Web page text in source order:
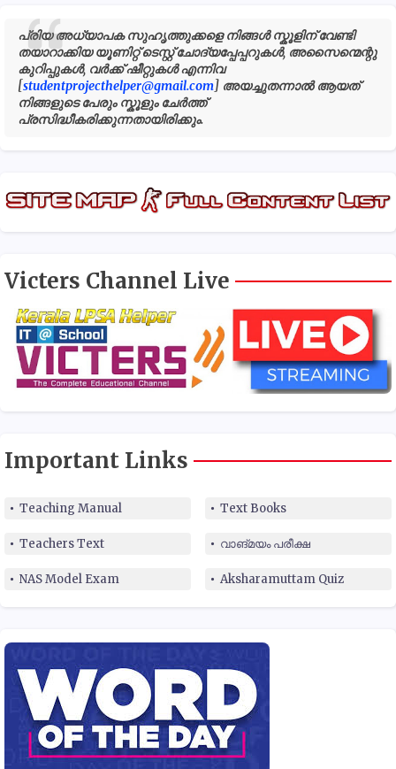
പ്രിയ അധ്യാപക സുഹൃത്തുക്കളെ നിങ്ങൾ സ്കൂളിന് വേണ്ടി
തയാറാക്കിയ യൂണിറ്റ് ടെസ്റ്റ് ചോദ്യപ്പേപ്പറുകൾ, അസൈന്മെന്റു
കുറിപ്പുകൾ, വർക്ക് ഷീറ്റുകൾ എന്നിവ
[studentprojecthelper@gmail.com] അയച്ചുതന്നാൽ ആയത്
നിങ്ങളുടെ പേരും സ്കൂളും ചേർത്ത്
പ്രസിദ്ധീകരിക്കുന്നതായിരിക്കും.
Victers Channel Live
Important Links
Teaching Manual Text Books
Teachers Text വാങ്മയം പരീക്ഷ
NAS Model Exam Aksharamuttam Quiz